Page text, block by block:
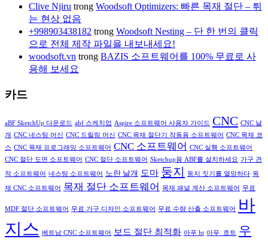
Clive Njiru trong Woodsoft Optimizers: 빠른 목재 절단 – 튀
는 현상 없음
+998903438182 trong Woodsoft Nesting – 단 한 번의 클릭
으로 전체 제작 파일을 내보내세요!
woodsoft.vn trong BAZIS 소프트웨어를 100% 무료로 사
용해 보세요
카드
aBF SketchUp 다운로드 abf 스케치업 Aspire 소프트웨어 사용자 가이드 CNC CNC 날
개 CNC 네스팅 머신 CNC 드릴링 머신 CNC 목재 절단기 작동용 소프트웨어 CNC 목재 코
스 CNC 목재 프로그래밍 소프트웨어 CNC 소프트웨어
CNC 실행 소프트웨어
CNC 절단 도면 소프트웨어 CNC 절단 소프트웨어 Sketchup용 ABF를 설치하세요 가구 견
적 소프트웨어 네스팅 소프트웨어 노란 날개 도마 둥지 둥지 짓기를 열망하다 목
재 CNC 소프트웨어 목재 절단 소프트웨어 목재 패널 계산 소프트웨어 무료
MDF 절단 소프트웨어 무료 가구 디자인 소프트웨어 무료 수량 산출 소프트웨어
바
지스 베트남 CNC 소프트웨어 보드 절단 최적화 아푸 ht 아푸_흐트 우